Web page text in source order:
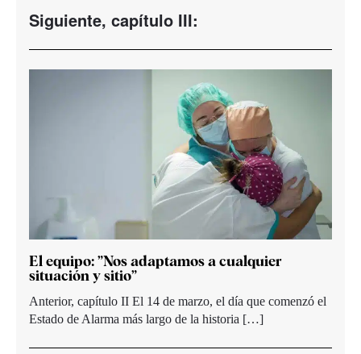
Siguiente, capítulo III:
El equipo: ”Nos adaptamos a cualquier
situación y sitio”
Anterior, capítulo II El 14 de marzo, el día que comenzó el
Estado de Alarma más largo de la historia […]